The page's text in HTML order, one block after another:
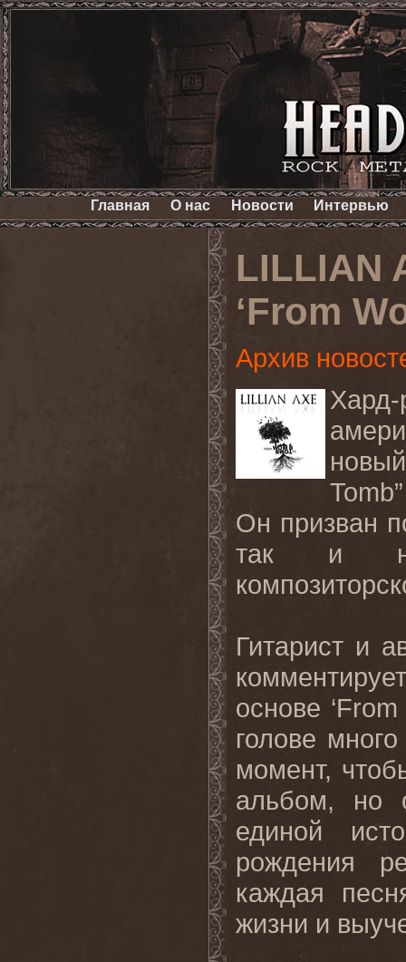
Главная О нас Новости Интервью
LILLIAN
‘From
Архив
Хард-
Он призван
так и
Гитарист и
основе ‘From
голове
момент,
альбом, но
единой
рождения
каждая
жизни и